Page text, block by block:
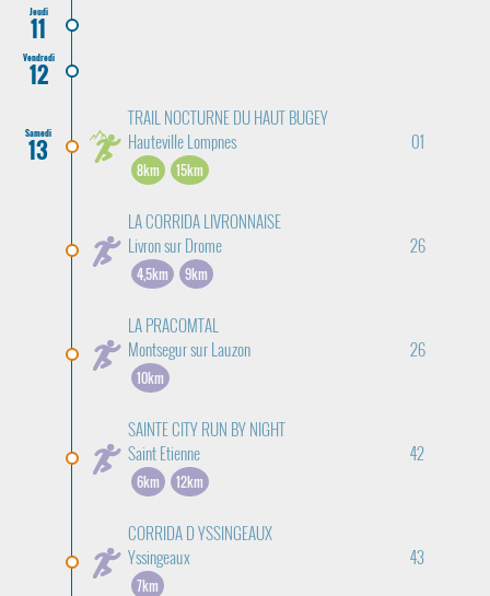
Jeudi
11
Vendredi
12
Samedi
13
TRAIL NOCTURNE DU HAUT BUGEY
Hauteville Lompnes
01
8km 15km
LA CORRIDA LIVRONNAISE
Livron sur Drome
26
4,5km 9km
LA PRACOMTAL
Montsegur sur Lauzon
26
10km
SAINTE CITY RUN BY NIGHT
Saint Etienne
42
6km 12km
CORRIDA D YSSINGEAUX
Yssingeaux
43
7km